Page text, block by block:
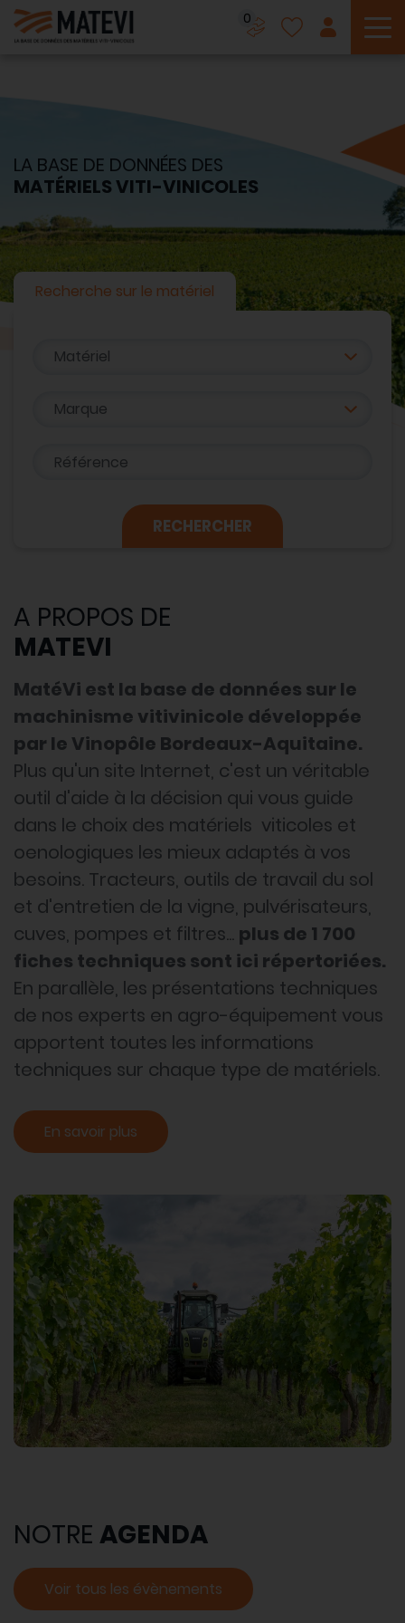
0
LA BASE DE DONNÉES DES
MATÉRIELS VITI-VINICOLES
Recherche sur le matériel
Matériel
Marque
Référence
A PROPOS DE
MATEVI
MatéVi est la base de données sur le
machinisme vitivinicole développée
par le Vinopôle Bordeaux-Aquitaine.
Plus qu'un site Internet, c'est un véritable
outil d'aide à la décision qui vous guide
dans le choix des matériels viticoles et
oenologiques les mieux adaptés à vos
besoins. Tracteurs, outils de travail du sol
et d'entretien de la vigne, pulvérisateurs,
cuves, pompes et filtres... plus de 1 700
fiches techniques sont ici répertoriées.
En parallèle, les présentations techniques
de nos experts en agro-équipement vous
apportent toutes les informations
techniques sur chaque type de matériels.
En savoir plus
NOTRE AGENDA
Voir tous les évènements